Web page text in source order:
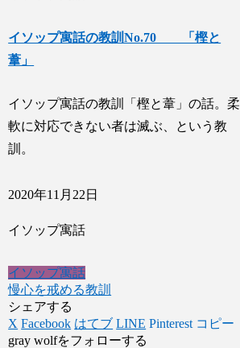
イソップ寓話の教訓No.70 「樫と
葦」
イソップ寓話の教訓「樫と葦」の話。柔
軟に対応できない者は滅ぶ、という教
訓。
2020年11月22日
イソップ寓話
イソップ寓話
慢心を戒める教訓
シェアする
X Facebook はてブ LINE Pinterest コピー
gray wolfをフォローする